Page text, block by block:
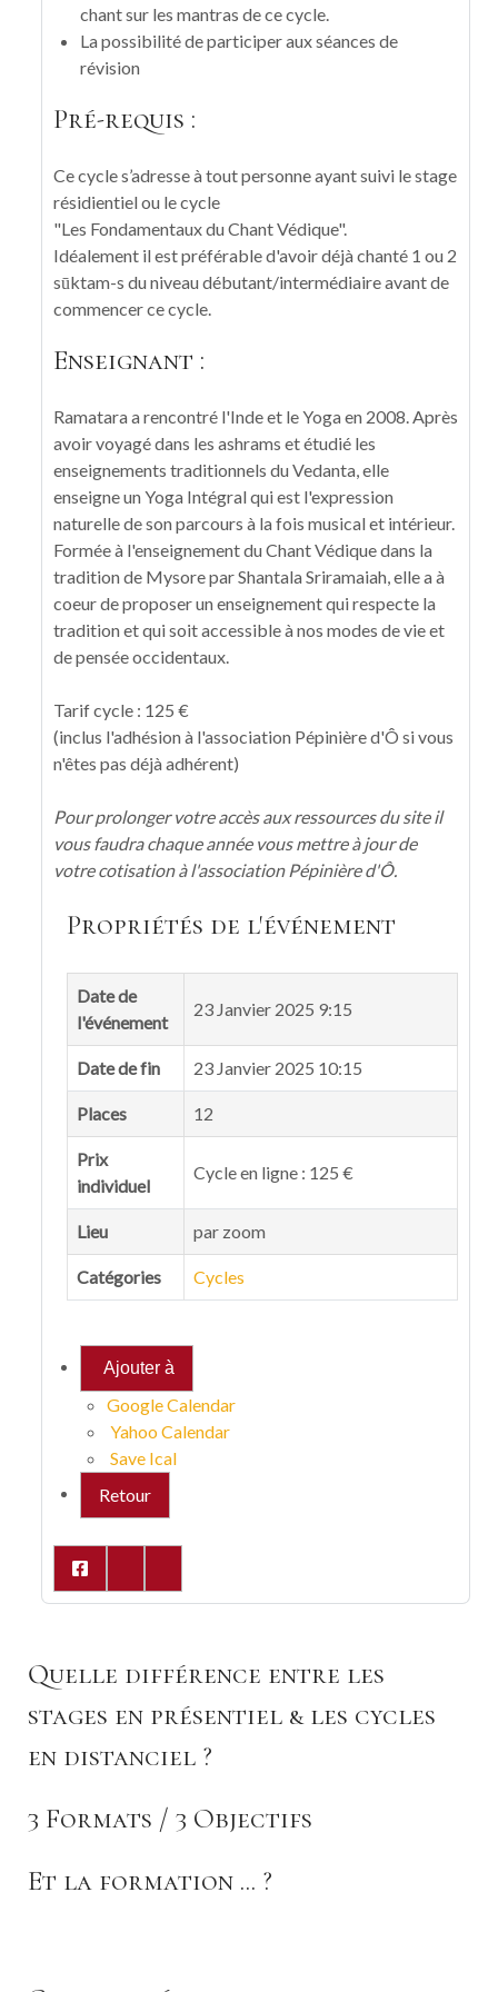
chant sur les mantras de ce cycle.
La possibilité de participer aux séances de
révision
Pré-requis :
Ce cycle s’adresse à tout personne ayant suivi le stage
résidientiel ou le cycle
"Les Fondamentaux du Chant Védique".
Idéalement il est préférable d'avoir déjà chanté 1 ou 2
sūktam-s du niveau débutant/intermédiaire avant de
commencer ce cycle.
Enseignant :
Ramatara a rencontré l'Inde et le Yoga en 2008. Après
avoir voyagé dans les ashrams et étudié les
enseignements traditionnels du Vedanta, elle
enseigne un Yoga Intégral qui est l'expression
naturelle de son parcours à la fois musical et intérieur.
Formée à l'enseignement du Chant Védique dans la
tradition de Mysore par Shantala Sriramaiah, elle a à
coeur de proposer un enseignement qui respecte la
tradition et qui soit accessible à nos modes de vie et
de pensée occidentaux.
Tarif cycle : 125 €
(inclus l'adhésion à l'association Pépinière d'Ô si vous
n'êtes pas déjà adhérent)
Pour prolonger votre accès aux ressources du site il
vous faudra chaque année vous mettre à jour de
votre cotisation à l'association Pépinière d'Ô.
Propriétés de l'événement
Date de
l'événement
23 Janvier 2025 9:15
Date de fin 23 Janvier 2025 10:15
Places 12
Prix
individuel
Cycle en ligne : 125 €
Lieu par zoom
Catégories Cycles
Ajouter à
Google Calendar
Yahoo Calendar
Save Ical
Retour
Quelle différence entre les
stages en présentiel & les cycles
en distanciel ?
3 Formats / 3 Objectifs
Le FORMAT RESIDENTIEL permet de vivre
Et la formation ... ?